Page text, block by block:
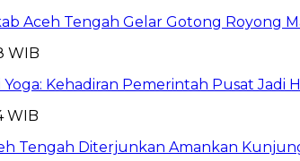
Aceh Tengah Gelar Gotong Royong
WIB
Kehadiran Pemerintah Pusat Jadi
WIB
Tengah Diterjunkan Amankan